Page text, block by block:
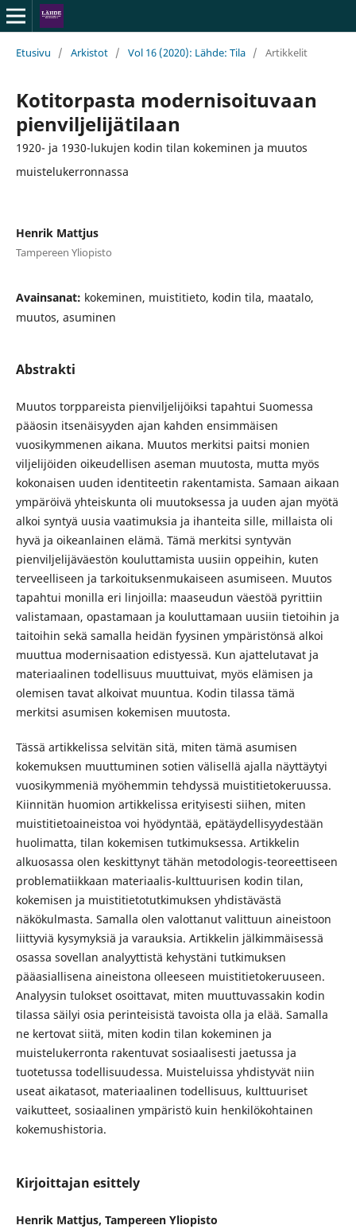
Etusivu / Arkistot / Vol 16 (2020): Lähde: Tila / Artikkelit
Kotitorpasta modernisoituvaan
pienviljelijätilaan
1920- ja 1930-lukujen kodin tilan kokeminen ja muutos
muistelukerronnassa
Henrik Mattjus
Tampereen Yliopisto
Avainsanat: kokeminen, muistitieto, kodin tila, maatalo,
muutos, asuminen
Abstrakti
Muutos torppareista pienviljelijöiksi tapahtui Suomessa
pääosin itsenäisyyden ajan kahden ensimmäisen
vuosikymmenen aikana. Muutos merkitsi paitsi monien
viljelijöiden oikeudellisen aseman muutosta, mutta myös
kokonaisen uuden identiteetin rakentamista. Samaan aikaan
ympäröivä yhteiskunta oli muutoksessa ja uuden ajan myötä
alkoi syntyä uusia vaatimuksia ja ihanteita sille, millaista oli
hyvä ja oikeanlainen elämä. Tämä merkitsi syntyvän
pienviljelijäväestön kouluttamista uusiin oppeihin, kuten
terveelliseen ja tarkoituksenmukaiseen asumiseen. Muutos
tapahtui monilla eri linjoilla: maaseudun väestöä pyrittiin
valistamaan, opastamaan ja kouluttamaan uusiin tietoihin ja
taitoihin sekä samalla heidän fyysinen ympäristönsä alkoi
muuttua modernisaation edistyessä. Kun ajattelutavat ja
materiaalinen todellisuus muuttuivat, myös elämisen ja
olemisen tavat alkoivat muuntua. Kodin tilassa tämä
merkitsi asumisen kokemisen muutosta.
Tässä artikkelissa selvitän sitä, miten tämä asumisen
kokemuksen muuttuminen sotien välisellä ajalla näyttäytyi
vuosikymmeniä myöhemmin tehdyssä muistitietokeruussa.
Kiinnitän huomion artikkelissa erityisesti siihen, miten
muistitietoaineistoa voi hyödyntää, epätäydellisyydestään
huolimatta, tilan kokemisen tutkimuksessa. Artikkelin
alkuosassa olen keskittynyt tähän metodologis-teoreettiseen
problematiikkaan materiaalis-kulttuurisen kodin tilan,
kokemisen ja muistitietotutkimuksen yhdistävästä
näkökulmasta. Samalla olen valottanut valittuun aineistoon
liittyviä kysymyksiä ja varauksia. Artikkelin jälkimmäisessä
osassa sovellan analyyttistä kehystäni tutkimuksen
pääasiallisena aineistona olleeseen muistitietokeruuseen.
Analyysin tulokset osoittavat, miten muuttuvassakin kodin
tilassa säilyi osia perinteisistä tavoista olla ja elää. Samalla
ne kertovat siitä, miten kodin tilan kokeminen ja
muistelukerronta rakentuvat sosiaalisesti jaetussa ja
tuotetussa todellisuudessa. Muisteluissa yhdistyvät niin
useat aikatasot, materiaalinen todellisuus, kulttuuriset
vaikutteet, sosiaalinen ympäristö kuin henkilökohtainen
kokemushistoria.
Kirjoittajan esittely
Henrik Mattjus, Tampereen Yliopisto